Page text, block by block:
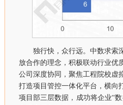
独行快，众行远。中数求索
放合作的理念，积极联动行业优
公司深度协同，聚焦工程院校虚
打造项目管控一体化平台，横向
项目部三层数据，成功将企业“